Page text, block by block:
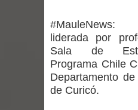
desafío
Banda
regresa de
#MauleNews:
liderada por
Sala de
Programa Chile
Departamento
de Curicó.